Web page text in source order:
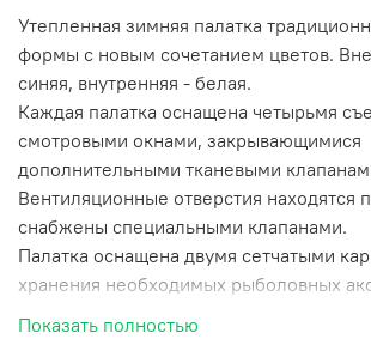
Утепленная зимняя палатка
формы с новым сочетанием цветов.
синяя, внутренняя - белая.
Каждая палатка оснащена четырьмя
смотровыми окнами, закрывающимися
дополнительными тканевыми
Вентиляционные отверстия находятся
снабжены специальными клапанами.
Палатка оснащена двумя сетчатыми
хранения необходимых рыболовных
Обеспечение дополнительной
Показать полностью